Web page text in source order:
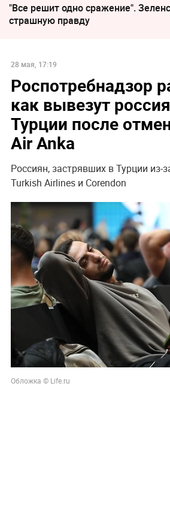
"Все решит одно сражение".
страшную правду
28 мая, 17:19
Роспотребнадзор
как вывезут
Турции после
Air Anka
Россиян, застрявших в Турции из-
Turkish Airlines и Corendon
Обложка © Life.ru